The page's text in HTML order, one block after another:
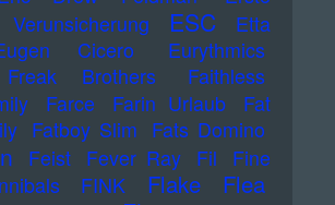
Verunsicherung
ESC
Etta
Cicero
Eurythmics
Brothers
Faithless
Farce Farin Urlaub
Fat
Fatboy Slim Fats Domino
Feist Fever Ray Fil
Fine
FINK Flake
Flea